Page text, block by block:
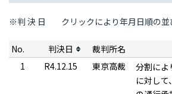
※判 決 日 クリックにより年月日順の並
No. 判決日 裁判所名
1
R4.12.15 東京高裁
分割によ
に対し